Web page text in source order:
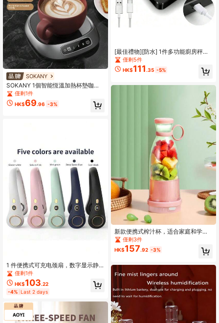
SOKANY
SOKANY 1個智能恆溫加熱杯墊咖啡
杯加熱器，USB供電，智能定時功
能，三段調速快速加熱，玻璃陶瓷面
板材質，適用於加熱牛奶/花茶/咖啡/
僅剩1件
HK$69.96 -3%
1 件便携式可充电颈扇，数字显示静
音个人迷你风扇，5 档速度可调，适
合办公室、运动和户外使用，度假必
备
僅剩1件
HK$103.22
-4% Last 2 days
[最佳禮物][防水] 1件多功能廚房秤，
高精度，Type-C可充電咖啡秤，3kg
容量，附歸零功能，3種單位計時器：
G/Oz/Ml，LED顯示，適用於廚房用
僅剩5件
HK$111 .35 -5%
新款便携式榨汁杯，适合家庭和学生
宿舍使用，容量380毫升，电动搅拌
器，可制作奶昔和冰沙，一次充电可
使用8-15次。
僅剩3件
HK$157.92 -3%